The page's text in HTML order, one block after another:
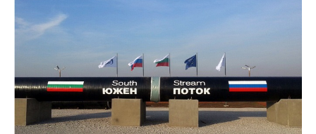
Economie
Matières
premières